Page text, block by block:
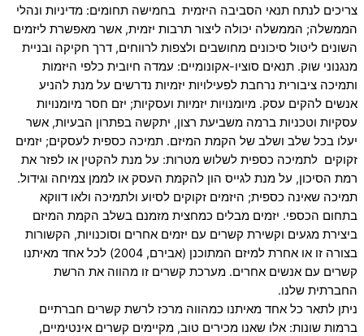
צריכים לנתח תנאי הסביבה היזמית בחמישה תחומים: מדיניות ונהלי
הממשלה; הממשלה יכולה ליצור תרבות יזמית, אשר מאפשרת ליזמים
השונים ליטול סיכונים מחושבים ולצפות לרווחים, דרך חקיקה ובניית
מנגנוני שוק. תנאים סוציו-אקונומיים: עמדה חיובית כלפי היזמות
ותמיכה ציבורית נרחבת לפעילויות יזמיות נדרשים על מנת להניע
אנשים להקים עסק. מיומנויות יזמיות ועסקיות; יזם חסר מיומנויות
עסקיות וטכניות ברמה משביעת רצון, יתקשה בפתרון הבעיות, אשר
יעלו בכל שלב ושלב של הקמת המיזם. תמיכה כספית לעסקים; יזמים
זקוקים לתמיכה כספית לשלוש מטרות: על מנת להקטין או לפזר את
רמת הסיכון, על מנת לגייס הון להקמת העסק או לממן צמיחה וגידול.
תמיכה שאינה כספית; היזמים זקוקים לסיוע ולתמיכה ולאו דווקא
בתחום הכספי. יזמים מבלים כמחצית מזמנם בשלב הקמת המיזם
ביצירת מגעים וקשירת קשרים עם יזמים אחרים וסוכנויות, הקשורות
בצורה זו או אחרת למיזם המתוכנן (אבירם, 2004) לכל אחד מאיתנו
קשרים עם אנשים אחרים. מערכת קשרים זו מהווה את הרשת
החברתית שלנו.
ניתן לתאר כל אחד מאיתנו כמהווה מרכז לרשת קשרים חברתיים
ברמות שונות: אלו שאנו מכירים טוב, מקיימים קשרים אינטימיים,